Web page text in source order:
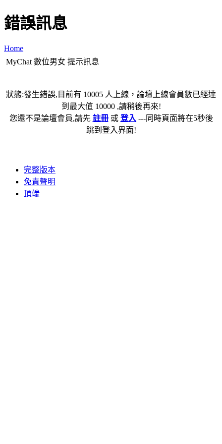
錯誤訊息
Home
MyChat 數位男女 提示訊息
狀態:發生錯誤,目前有 10005 人上線，論壇上線會員數已經達
到最大值 10000 ,請稍後再來!
您還不是論壇會員,請先 註冊或 登入 ---同時頁面將在5秒後
跳到登入界面!
完整版本
免責聲明
頂端